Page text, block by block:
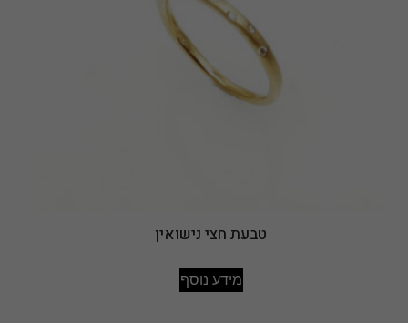
טבעת חצי נישואין
מידע נוסף